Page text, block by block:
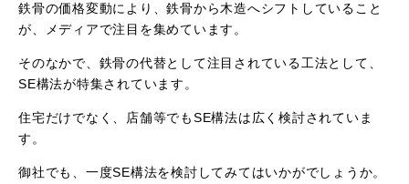
鉄骨の価格変動により、鉄骨から木造へシフトしていること
が、メディアで注目を集めています。
そのなかで、鉄骨の代替として注目されている工法として、
SE構法が特集されています。
住宅だけでなく、店舗等でもSE構法は広く検討されていま
す。
御社でも、一度SE構法を検討してみてはいかがでしょうか。